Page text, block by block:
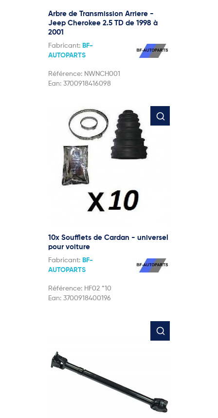
Arbre de Transmission Arriere -
Jeep Cherokee 2.5 TD de 1998 à
2001
Fabricant: BF-
AUTOPARTS
Référence: NWNCH001
Ean: 3700918416098
10x Soufflets de Cardan - universel
pour voiture
Fabricant: BF-
AUTOPARTS
Référence: HF02 *10
Ean: 3700918400196